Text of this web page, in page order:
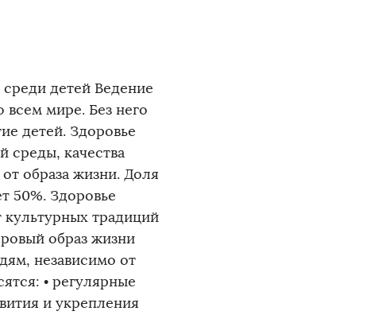
детей Ведение
всем мире. Без него
детей. Здоровье
среды, качества
образа жизни. Доля
50%. Здоровье
культурных традиций
образ жизни
независимо от
• регулярные
и укрепления